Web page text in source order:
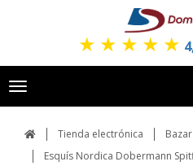
★ ★ ★ ★ ★
Toggle
navigation
Tienda electrónica Bazar
Esquís Nordica Dobermann